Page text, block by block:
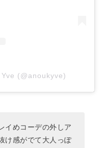
(@anoukyve)
イめコーデの外しア
け感がでて大人っぽ